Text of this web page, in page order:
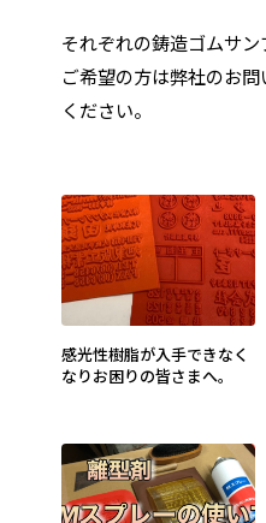
それぞれの鋳造ゴムサン
ご希望の方は弊社のお
ください。
感光性樹脂が入手できなく
なりお困りの皆さまへ。